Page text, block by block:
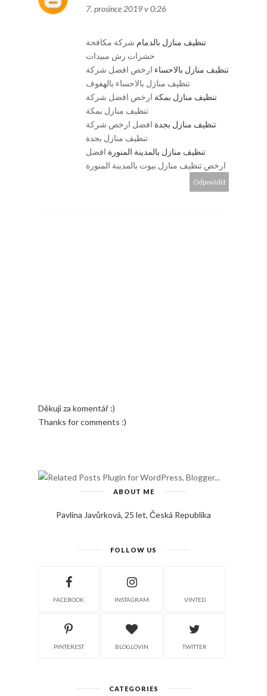
7. prosince 2019 v 0:26
تنظيف منازل بالدمام شركة مكافحة
حشرات رش مبيدات
تنظيف منازل بالاحساء ارخص افضل شركة
تنظيف منازل بالاحساء بالهفوف
تنظيف منازل بمكة ارخص افضل شركة
تنظيف منازل بمكة
تنظيف منازل بجدة افضل ارخص شركة
تنظيف منازل بجدة
تنظيف منازل بالمدينة المنورة افضل
ارخص تنظيف منازل بيوت بالمدينة المنورة
Odpovědět
Děkuji za komentář :)
Thanks for comments :)
ABOUT ME
Pavlína Javůrková, 25 let, Česká Republika
FOLLOW US
FACEBOOK INSTAGRAM VINTED
PINTEREST BLOGLOVIN TWITTER
CATEGORIES